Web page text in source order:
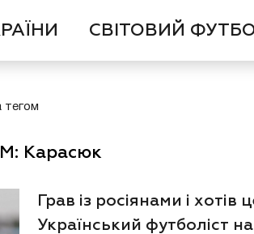
СВІТОВИЙ
тегом
Карасюк
Грав із росіянами і хотів
Український футболіст